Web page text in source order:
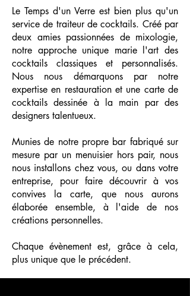
Le Temps d'un Verre est bien plus qu'un
service de traiteur de cocktails. Créé par
deux amies passionnées de mixologie,
notre approche unique marie l'art des
cocktails classiques et personnalisés.
Nous nous démarquons par notre
expertise en restauration et une carte de
cocktails dessinée à la main par des
designers talentueux.
Munies de notre propre bar fabriqué sur
mesure par un menuisier hors pair, nous
nous installons chez vous, ou dans votre
entreprise, pour faire découvrir à vos
convives la carte, que nous aurons
élaborée ensemble, à l'aide de nos
créations personnelles.
Chaque évènement est, grâce à cela,
plus unique que le précédent.